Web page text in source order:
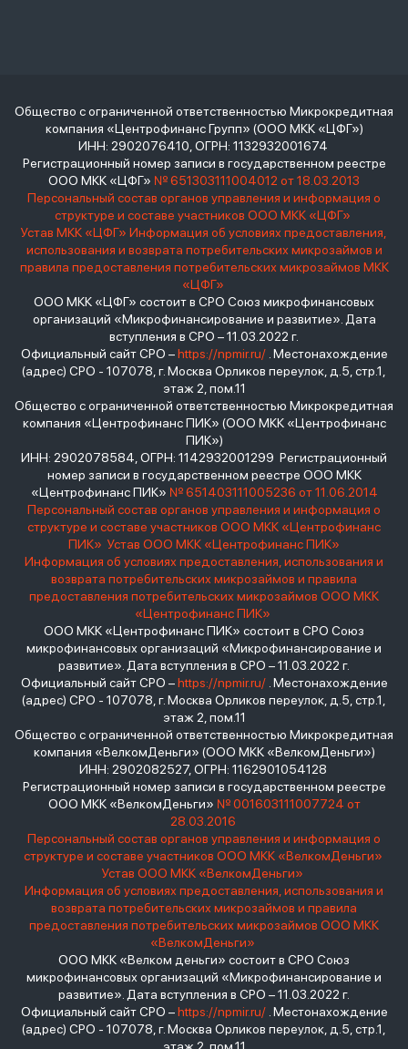
Общество с ограниченной ответственностью Микрокредитная
компания «Центрофинанс Групп» (ООО МКК «ЦФГ»)
ИНН: 2902076410, ОГРН: 1132932001674
Регистрационный номер записи в государственном реестре
ООО МКК «ЦФГ» № 651303111004012 от 18.03.2013
Персональный состав органов управления и информация о
структуре и составе участников ООО МКК «ЦФГ»
Устав МКК «ЦФГ» Информация об условиях предоставления,
использования и возврата потребительских микрозаймов и
правила предоставления потребительских микрозаймов МКК
«ЦФГ»
ООО МКК «ЦФГ» состоит в СРО Союз микрофинансовых
организаций «Микрофинансирование и развитие». Дата
вступления в СРО – 11.03.2022 г.
Официальный сайт СРО –https://npmir.ru/. Местонахождение
(адрес) СРО - 107078, г. Москва Орликов переулок, д.5, стр.1,
этаж 2, пом.11
Общество с ограниченной ответственностью Микрокредитная
компания «Центрофинанс ПИК» (ООО МКК «Центрофинанс
ПИК»)
ИНН: 2902078584, ОГРН: 1142932001299 Регистрационный
номер записи в государственном реестре ООО МКК
«Центрофинанс ПИК» № 651403111005236 от 11.06.2014
Персональный состав органов управления и информация о
структуре и составе участников ООО МКК «Центрофинанс
ПИК» Устав ООО МКК «Центрофинанс ПИК»
Информация об условиях предоставления, использования и
возврата потребительских микрозаймов и правила
предоставления потребительских микрозаймов ООО МКК
«Центрофинанс ПИК»
ООО МКК «Центрофинанс ПИК» состоит в СРО Союз
микрофинансовых организаций «Микрофинансирование и
развитие». Дата вступления в СРО – 11.03.2022 г.
Официальный сайт СРО –https://npmir.ru/. Местонахождение
(адрес) СРО - 107078, г. Москва Орликов переулок, д.5, стр.1,
этаж 2, пом.11
Общество с ограниченной ответственностью Микрокредитная
компания «ВелкомДеньги» (ООО МКК «ВелкомДеньги»)
ИНН: 2902082527, ОГРН: 1162901054128
Регистрационный номер записи в государственном реестре
ООО МКК «ВелкомДеньги» № 001603111007724 от
28.03.2016
Персональный состав органов управления и информация о
структуре и составе участников ООО МКК «ВелкомДеньги»
Устав ООО МКК «ВелкомДеньги»
Информация об условиях предоставления, использования и
возврата потребительских микрозаймов и правила
предоставления потребительских микрозаймов ООО МКК
«ВелкомДеньги»
ООО МКК «Велком деньги» состоит в СРО Союз
микрофинансовых организаций «Микрофинансирование и
развитие». Дата вступления в СРО – 11.03.2022 г.
Официальный сайт СРО –https://npmir.ru/. Местонахождение
(адрес) СРО - 107078, г. Москва Орликов переулок, д.5, стр.1,